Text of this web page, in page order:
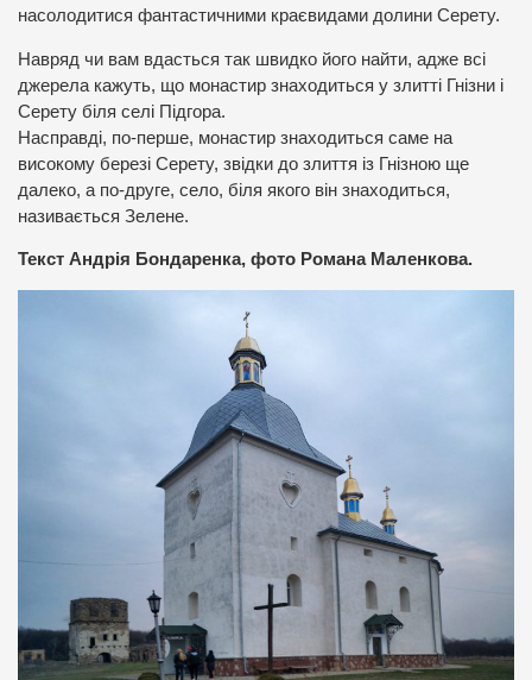
насолодитися фантастичними краєвидами долини Серету.
Навряд чи вам вдасться так швидко його найти, адже всі
джерела кажуть, що монастир знаходиться у злитті Гнізни і
Серету біля селі Підгора.
Насправді, по-перше, монастир знаходиться саме на
високому березі Серету, звідки до злиття із Гнізною ще
далеко, а по-друге, село, біля якого він знаходиться,
називається Зелене.
Текст Андрія Бондаренка, фото Романа Маленкова.